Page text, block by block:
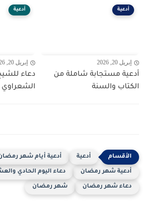
أدعية
إبريل 20, 2026
أدعية مستجابة شاملة من
الكتاب والسنة
أدعية
إبريل 20, 2026
دعاء
الشعراوي
أدعية أدعية أيام شهر
أدعية شهر رمضان دعاء اليوم الحادي
دعاء شهر رمضان شهر رمضان